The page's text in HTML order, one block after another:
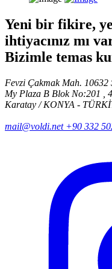
Yeni bir fikire,
ihtiyacınız mı
Bizimle temas
Fevzi Çakmak Mah. 10632
My Plaza B Blok No:201 ,
Karatay / KONYA -
mail@voldi.net +90 332